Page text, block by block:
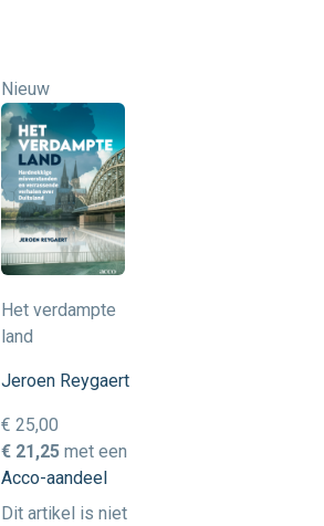
Nieuw
Het verdampte
land
Jeroen Reygaert
€ 25,00
€ 21,25 met een
Acco-aandeel
Dit artikel is niet